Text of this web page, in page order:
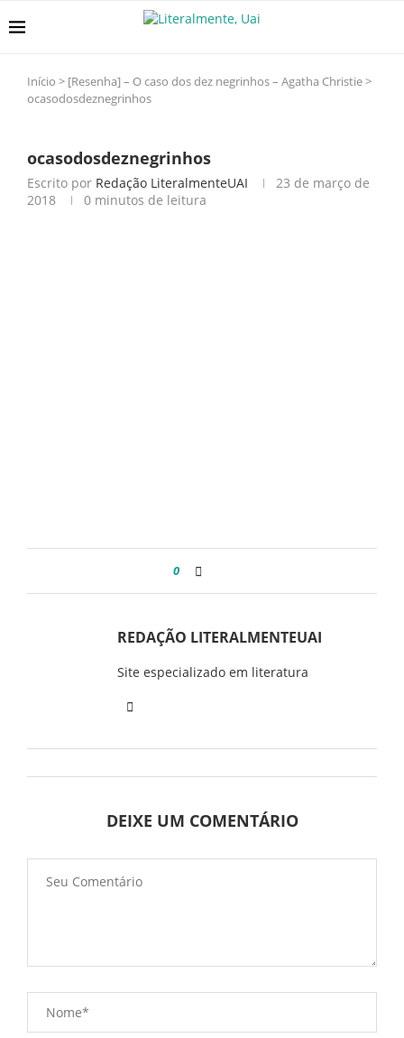
Início > [Resenha] – O caso dos dez negrinhos – Agatha Christie>
ocasodosdeznegrinhos
ocasodosdeznegrinhos
Escrito por Redação LiteralmenteUAI
23 de março de
2018
0 minutos de leitura
0
REDAÇÃO LITERALMENTEUAI
Site especializado em literatura
DEIXE UM COMENTÁRIO